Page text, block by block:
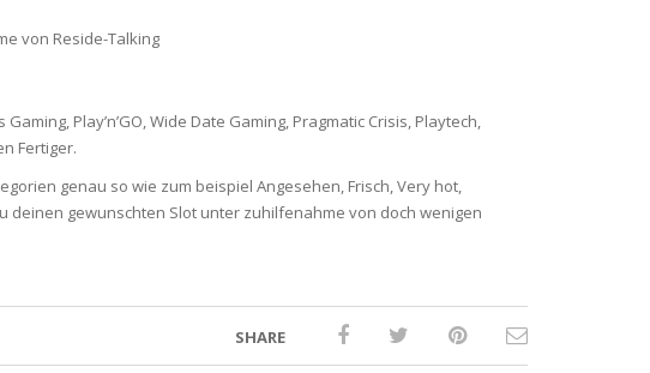
von Reside-Talking
Play’n’GO, Wide Date Gaming, Pragmatic Crisis, Playtech,
Fertiger.
genau so wie zum beispiel Angesehen, Frisch, Very hot,
deinen gewunschten Slot unter zuhilfenahme von doch wenigen
SHARE